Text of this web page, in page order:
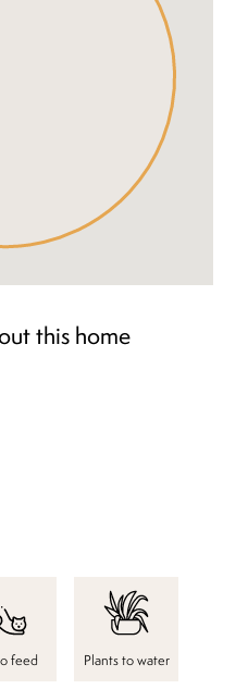
this home
feed Plants to water